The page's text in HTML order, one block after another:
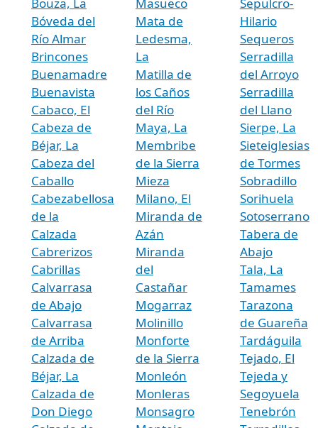
Bóveda del
Río Almar
Brincones
Buenamadre
Buenavista
Cabaco, El
Cabeza de
Béjar, La
Cabeza del
Caballo
Cabezabellosa
de la
Calzada
Cabrerizos
Cabrillas
Calvarrasa
de Abajo
Calvarrasa
de Arriba
Calzada de
Béjar, La
Calzada de
Don Diego
Mata de
Ledesma,
La
Matilla de
los Caños
del Río
Maya, La
Membribe
de la Sierra
Mieza
Milano, El
Miranda de
Azán
Miranda
del
Castañar
Mogarraz
Molinillo
Monforte
de la Sierra
Monleón
Monleras
Monsagro
Hilario
Sequeros
Serradilla
del Arroyo
Serradilla
del Llano
Sierpe, La
Sieteiglesias
de Tormes
Sobradillo
Sorihuela
Sotoserrano
Tabera de
Abajo
Tala, La
Tamames
Tarazona
de Guareña
Tardáguila
Tejado, El
Tejeda y
Segoyuela
Tenebrón